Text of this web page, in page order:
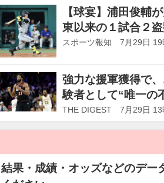
【球宴】浦田俊輔
東以来の１試合２
スポーツ報知 7月29日 19
強力な援軍獲得で
験者として“唯一の
THE DIGEST 7月29日 13
結果・成績・オッズなどのデー